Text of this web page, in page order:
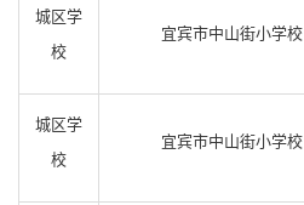
城区学
校
宜宾市中山街小学校
城区学
校
宜宾市中山街小学校